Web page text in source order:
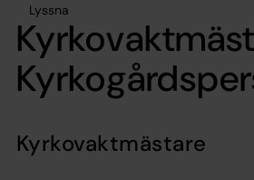
Lyssna
Kyrkovaktmästare